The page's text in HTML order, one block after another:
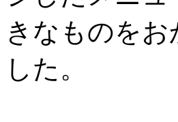
きなものを
した。